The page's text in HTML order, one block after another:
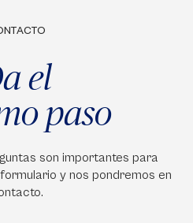
el
paso
son importantes para
y nos pondremos en